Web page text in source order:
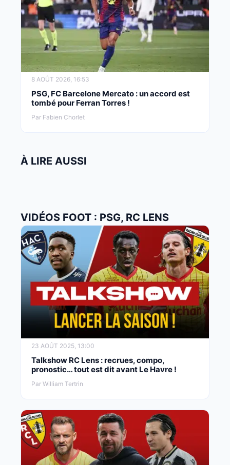
8 AOÛT 2026, 16:53
PSG, FC Barcelone Mercato : un accord est
tombé pour Ferran Torres !
Par Fabien Chorlet
À LIRE AUSSI
VIDÉOS FOOT : PSG, RC LENS
23 AOÛT 2025, 13:00
Talkshow RC Lens : recrues, compo,
pronostic… tout est dit avant Le Havre !
Par William Tertrin